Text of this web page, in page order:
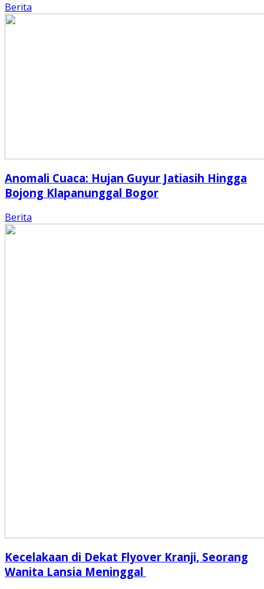
Berita
Anomali Cuaca: Hujan Guyur Jatiasih Hingga
Bojong Klapanunggal Bogor
Berita
Kecelakaan di Dekat Flyover Kranji, Seorang
Wanita Lansia Meninggal